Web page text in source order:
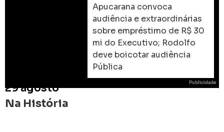
Apucarana convoca
audiência e extraordinárias
sobre empréstimo de R$ 30
mi do Executivo; Rodolfo
deve boicotar audiência
Pública
29 agosto
Na História
Publicidade